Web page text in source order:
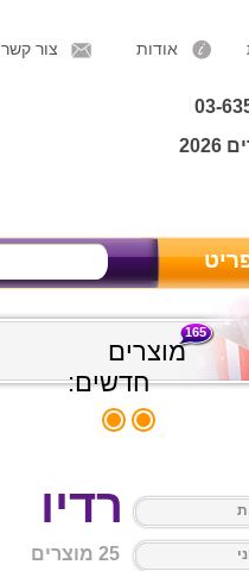
אודות צור קשר
03-
מוצרים
חדשים:
165
רדיו
25 מוצרים